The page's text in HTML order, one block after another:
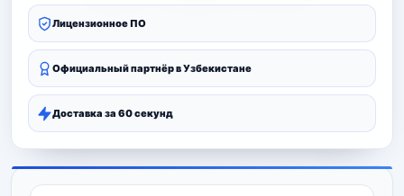
Лицензионное ПО
Официальный партнёр в Узбекистане
Доставка за 60 секунд